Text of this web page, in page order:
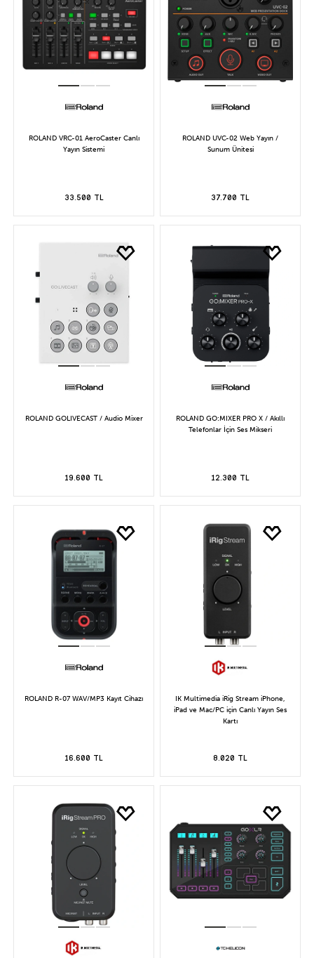
ROLAND VRC-01 AeroCaster Canlı
Yayın Sistemi
33.500 TL
ROLAND UVC-02 Web Yayın /
Sunum Ünitesi
37.700 TL
ROLAND GOLIVECAST / Audio Mixer
19.600 TL
ROLAND GO:MIXER PRO X / Akıllı
Telefonlar İçin Ses Mikseri
12.300 TL
ROLAND R-07 WAV/MP3 Kayıt Cihazı
16.600 TL
IK Multimedia iRig Stream iPhone,
iPad ve Mac/PC için Canlı Yayın Ses
Kartı
8.020 TL